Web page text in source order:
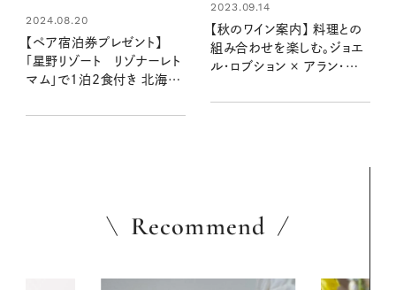
2024.08.20
【ペア宿泊券プレゼント】
「星野リゾート リゾナーレト
マム」で1泊2食付き 北海道
体験を1組2名様に！
2023.09.14
【秋のワイン案内】 料理との
組み合わせを楽しむ。ジョエ
ル・ロブション × アラン・ブリ
Recommend